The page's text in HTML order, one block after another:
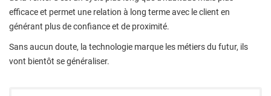
efficace et permet une relation à long terme avec le client en
générant plus de confiance et de proximité.
Sans aucun doute, la technologie marque les métiers du futur, ils
vont bientôt se généraliser.